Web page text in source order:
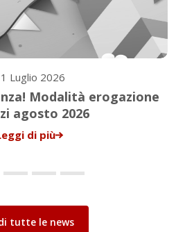
Luglio 2026
Modalità erogazione
agosto 2026
di più
tutte le news